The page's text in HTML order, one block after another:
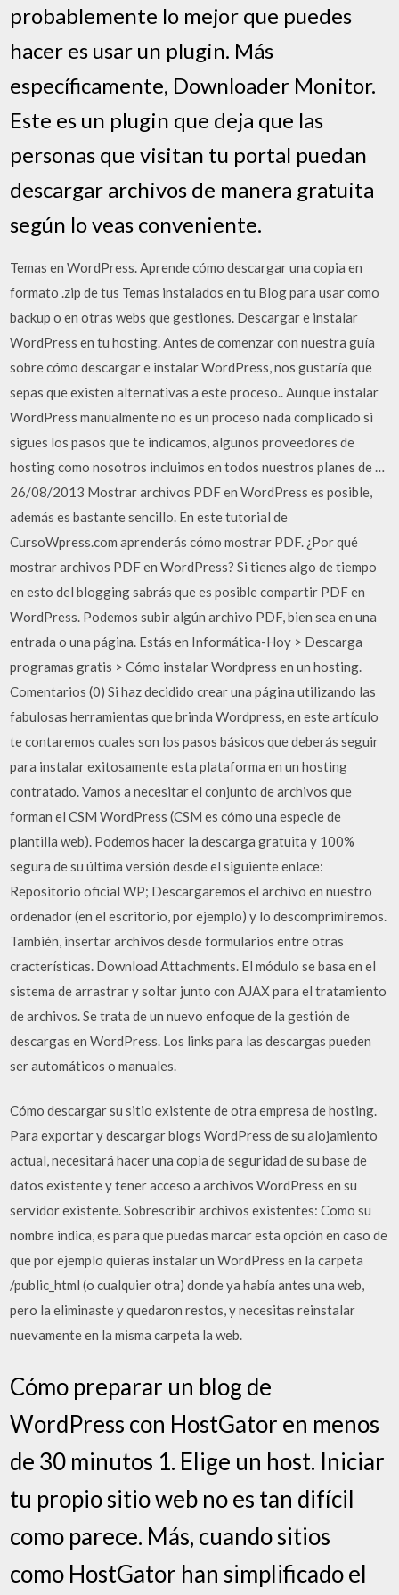
probablemente lo mejor que puedes
hacer es usar un plugin. Más
específicamente, Downloader Monitor.
Este es un plugin que deja que las
personas que visitan tu portal puedan
descargar archivos de manera gratuita
según lo veas conveniente.
Temas en WordPress. Aprende cómo descargar una copia en
formato .zip de tus Temas instalados en tu Blog para usar como
backup o en otras webs que gestiones. Descargar e instalar
WordPress en tu hosting. Antes de comenzar con nuestra guía
sobre cómo descargar e instalar WordPress, nos gustaría que
sepas que existen alternativas a este proceso.. Aunque instalar
WordPress manualmente no es un proceso nada complicado si
sigues los pasos que te indicamos, algunos proveedores de
hosting como nosotros incluimos en todos nuestros planes de …
26/08/2013 Mostrar archivos PDF en WordPress es posible,
además es bastante sencillo. En este tutorial de
CursoWpress.com aprenderás cómo mostrar PDF. ¿Por qué
mostrar archivos PDF en WordPress? Si tienes algo de tiempo
en esto del blogging sabrás que es posible compartir PDF en
WordPress. Podemos subir algún archivo PDF, bien sea en una
entrada o una página. Estás en Informática-Hoy > Descarga
programas gratis > Cómo instalar Wordpress en un hosting.
Comentarios (0) Si haz decidido crear una página utilizando las
fabulosas herramientas que brinda Wordpress, en este artículo
te contaremos cuales son los pasos básicos que deberás seguir
para instalar exitosamente esta plataforma en un hosting
contratado. Vamos a necesitar el conjunto de archivos que
forman el CSM WordPress (CSM es cómo una especie de
plantilla web). Podemos hacer la descarga gratuita y 100%
segura de su última versión desde el siguiente enlace:
Repositorio oficial WP; Descargaremos el archivo en nuestro
ordenador (en el escritorio, por ejemplo) y lo descomprimiremos.
También, insertar archivos desde formularios entre otras
cracterísticas. Download Attachments. El módulo se basa en el
sistema de arrastrar y soltar junto con AJAX para el tratamiento
de archivos. Se trata de un nuevo enfoque de la gestión de
descargas en WordPress. Los links para las descargas pueden
ser automáticos o manuales.
Cómo descargar su sitio existente de otra empresa de hosting.
Para exportar y descargar blogs WordPress de su alojamiento
actual, necesitará hacer una copia de seguridad de su base de
datos existente y tener acceso a archivos WordPress en su
servidor existente. Sobrescribir archivos existentes: Como su
nombre indica, es para que puedas marcar esta opción en caso de
que por ejemplo quieras instalar un WordPress en la carpeta
/public_html (o cualquier otra) donde ya había antes una web,
pero la eliminaste y quedaron restos, y necesitas reinstalar
nuevamente en la misma carpeta la web.
Cómo preparar un blog de
WordPress con HostGator en menos
de 30 minutos 1. Elige un host. Iniciar
tu propio sitio web no es tan difícil
como parece. Más, cuando sitios
como HostGator han simplificado el